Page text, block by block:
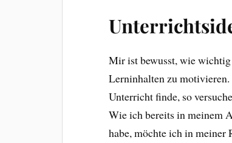
Mir ist bewusst, wie
Lerninhalten zu
Unterricht finde, so
Wie ich bereits in meinem
habe, möchte ich in meiner